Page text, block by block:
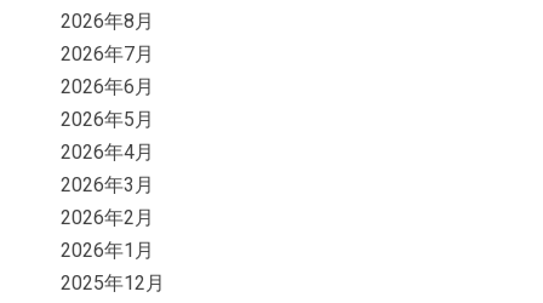
2026年8月
2026年7月
2026年6月
2026年5月
2026年4月
2026年3月
2026年2月
2026年1月
2025年12月